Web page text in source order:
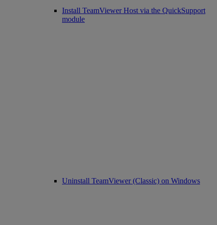
Install TeamViewer Host via the QuickSupport
module
Uninstall TeamViewer (Classic) on Windows